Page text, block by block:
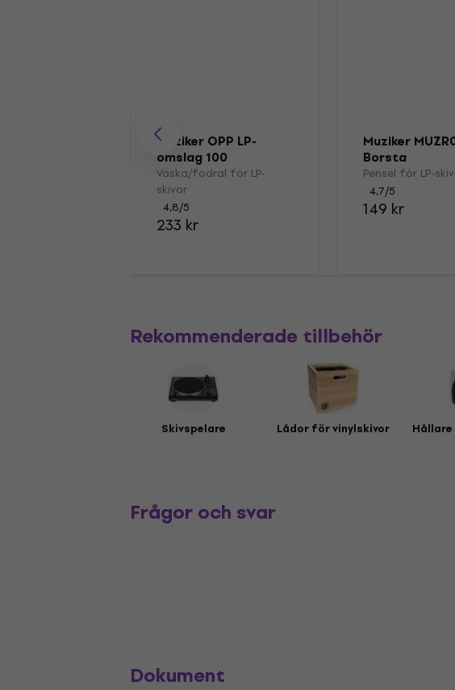
Muziker OPP LP-
omslag 100
Väska/fodral för LP-
skivor
4,8/5
233 kr
Muziker
Borsta
Pensel för LP-
4,7/5
149 kr
Rekommenderade tillbehör
Skivspelare Lådor för vinylskivor
Frågor och svar
Dokument